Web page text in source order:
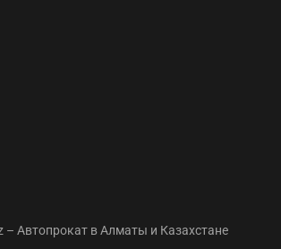
– Автопрокат в Алматы и Казахстане